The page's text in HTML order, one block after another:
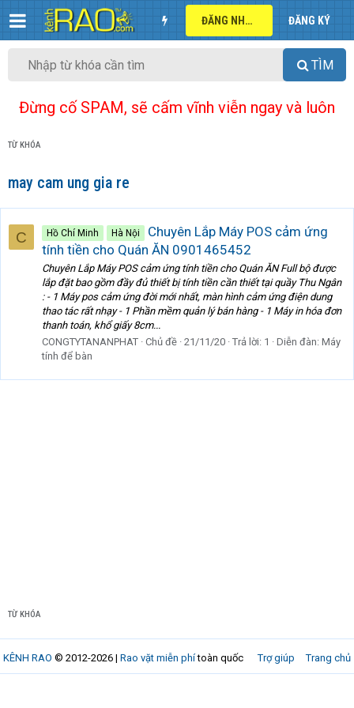
ĐĂNG NHẬP ĐĂNG KÝ
TÌM
Đừng cố SPAM, sẽ cấm vĩnh viễn ngay và luôn
TỪ KHÓA
may cam ung gia re
C Hồ Chí Minh Hà Nội
Chuyên Lắp Máy POS cảm ứng
tính tiền cho Quán ĂN 0901465452
Chuyên Lắp Máy POS cảm ứng tính tiền cho Quán ĂN Full bộ được
lắp đặt bao gồm đầy đủ thiết bị tính tiền cần thiết tại quầy Thu Ngân
: - 1 Máy pos cảm ứng đời mới nhất, màn hình cảm ứng điện dung
thao tác rất nhạy - 1 Phần mềm quản lý bán hàng - 1 Máy in hóa đơn
thanh toán, khổ giấy 8cm...
CONGTYTANANPHAT Chủ đề 21/11/20 Trả lời: 1 Diễn đàn: Máy
tính để bàn
TỪ KHÓA
Trợ giúp Trang chủ
KÊNH RAO © 2012-2026 | Rao vặt miễn phítoàn quốc